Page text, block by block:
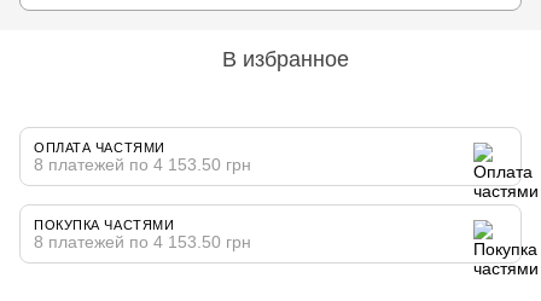
В избранное
ОПЛАТА ЧАСТЯМИ
8 платежей по 4 153.50 грн
ПОКУПКА ЧАСТЯМИ
8 платежей по 4 153.50 грн